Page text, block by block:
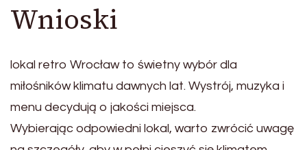
Wnioski
lokal retro Wrocław to świetny wybór dla
miłośników klimatu dawnych lat. Wystrój, muzyka i
menu decydują o jakości miejsca.
Wybierając odpowiedni lokal, warto zwrócić uwagę